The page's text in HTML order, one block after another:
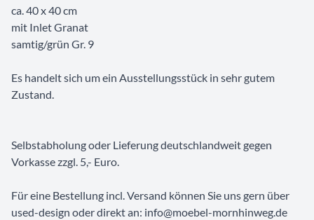
ca. 40 x 40 cm
mit Inlet Granat
samtig/grün Gr. 9
Es handelt sich um ein Ausstellungsstück in sehr gutem
Zustand.
Selbstabholung oder Lieferung deutschlandweit gegen
Vorkasse zzgl. 5,- Euro.
Für eine Bestellung incl. Versand können Sie uns gern über
used-design oder direkt an: info@moebel-mornhinweg.de